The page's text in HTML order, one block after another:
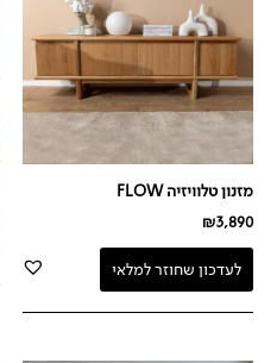
מזנון טלוויזיה FLOW
₪3,890
לעדכון שחוזר למלאי